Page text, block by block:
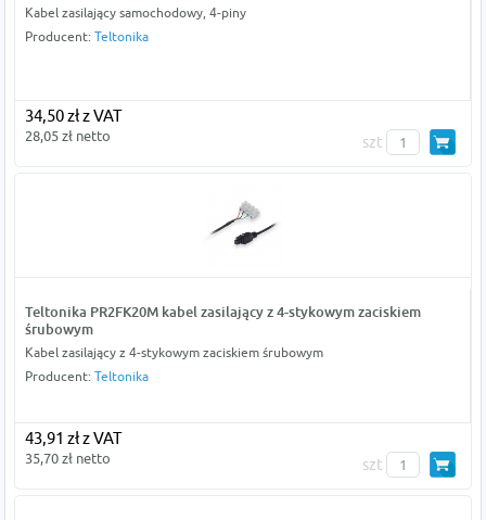
Kabel zasilający samochodowy, 4-piny
Producent: Teltonika
34,50 zł z VAT
28,05 zł netto szt
Teltonika PR2FK20M kabel zasilający z 4-stykowym zaciskiem
śrubowym
Kabel zasilający z 4-stykowym zaciskiem śrubowym
Producent: Teltonika
43,91 zł z VAT
35,70 zł netto szt